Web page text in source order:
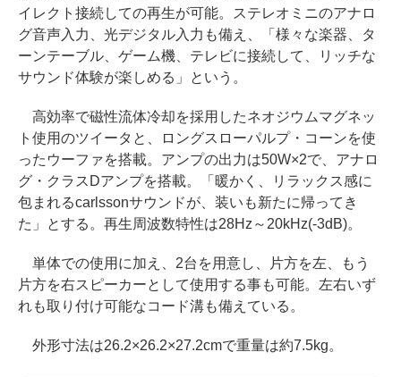
イレクト接続しての再生が可能。ステレオミニのアナロ
グ音声入力、光デジタル入力も備え、「様々な楽器、タ
ーンテーブル、ゲーム機、テレビに接続して、リッチな
サウンド体験が楽しめる」という。
高効率で磁性流体冷却を採用したネオジウムマグネッ
ト使用のツイータと、ロングスローパルプ・コーンを使
ったウーファを搭載。アンプの出力は50W×2で、アナロ
グ・クラスDアンプを搭載。「暖かく、リラックス感に
包まれるcarlssonサウンドが、装いも新たに帰ってき
た」とする。再生周波数特性は28Hz～20kHz(-3dB)。
単体での使用に加え、2台を用意し、片方を左、もう
片方を右スピーカーとして使用する事も可能。左右いず
れも取り付け可能なコード溝も備えている。
外形寸法は26.2×26.2×27.2cmで重量は約7.5kg。